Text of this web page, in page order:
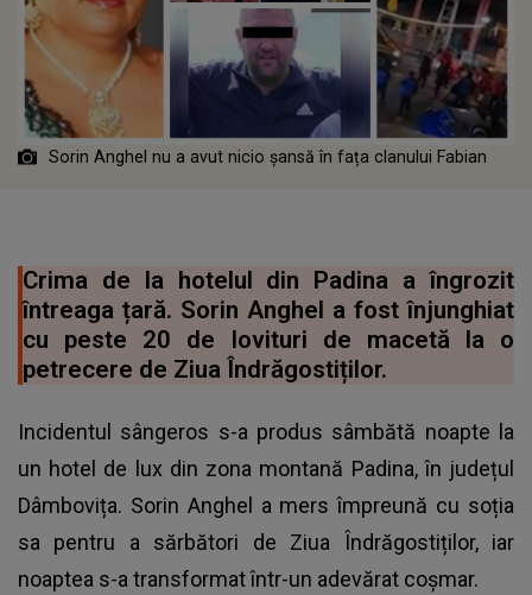
Sorin Anghel nu a avut nicio șansă în fața clanului Fabian
Crima de la hotelul din Padina a îngrozit
întreaga țară. Sorin Anghel a fost înjunghiat
cu peste 20 de lovituri de macetă la o
petrecere de Ziua Îndrăgostiților.
Incidentul sângeros s-a produs sâmbătă noapte la
un hotel de lux din zona montană Padina, în județul
Dâmbovița. Sorin Anghel a mers împreună cu soția
sa pentru a sărbători de Ziua Îndrăgostiților, iar
noaptea s-a transformat într-un adevărat coșmar.